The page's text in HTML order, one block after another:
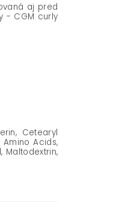
aj pred
- CGM curly
Cetearyl
Amino Acids,
Maltodextrin,